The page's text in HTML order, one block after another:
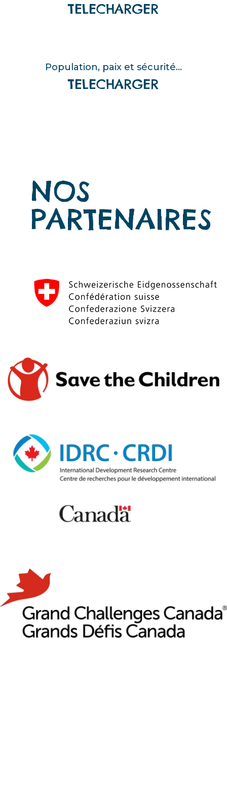
TELECHARGER
Population, paix et sécurité...
TELECHARGER
NOS
PARTENAIRES